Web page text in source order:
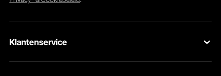
Klantenservice